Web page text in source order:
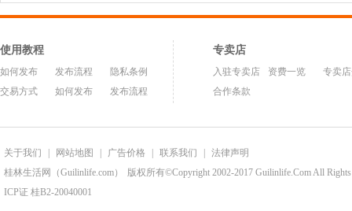
使用教程
如何发布 发布流程
隐私条例
交易方式
如何发布 发布流程
专卖店
入驻专卖店 资费一览
专卖
合作条款
关于我们 网站地图 广告价格 联系我们
法律声明
桂林生活网（Guilinlife.com）
版权所有©Copyright 2002-2017 Guilinlife.Com All Rights
ICP证 桂B2-20040001